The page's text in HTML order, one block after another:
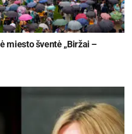
miesto šventė „Biržai –